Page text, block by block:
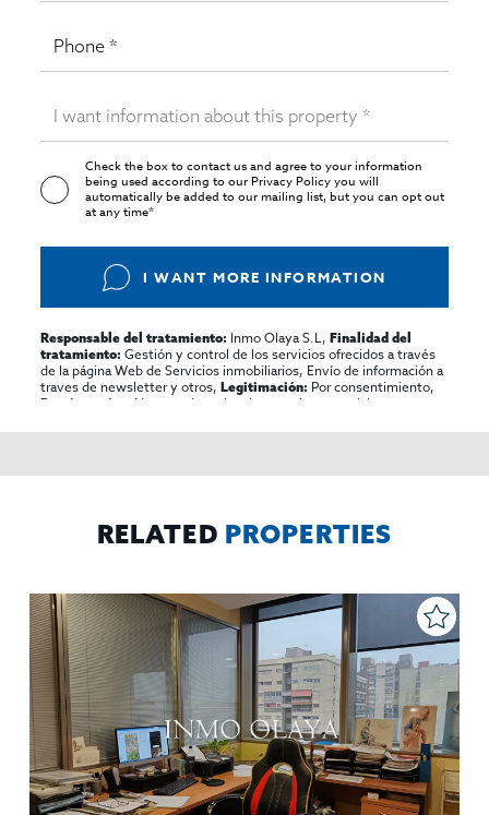
Check the box to contact us and agree to your information
being used according to ourPrivacy Policyyou will
automatically be added to our mailing list, but you can opt out
at any time*
I WANT MORE INFORMATION
Responsable del tratamiento: Inmo Olaya S.L,Finalidad del
tratamiento: Gestión y control de los servicios ofrecidos a través
de la página Web de Servicios inmobiliarios, Envío de información a
traves de newsletter y otros,Legitimación: Por consentimiento,
Destinatarios:
No se cederan los datos, salvo para elaborar
rectificar y suprimir los datos, solicitar la portabilidad de los
RELATED PROPERTIES